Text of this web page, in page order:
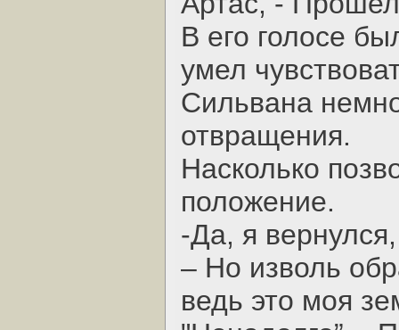
В его голосе
умел
Сильвана
отвращения.
Насколько
положение.
-Да, я
– Но изволь
ведь это моя